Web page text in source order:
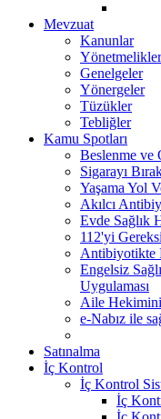
Mevzuat
Kanunlar
Yönetmelikler
Genelgeler
Yönergeler
Tüzükler
Tebliğler
Kamu Spotları
Beslenme ve
Sigarayı
Yaşama Yol
Akılcı
Evde Sağlık
112'yi
Antibiyotikte
Engelsiz
Uygulaması
Aile
e-Nabız ile
Satınalma
İç Kontrol
İç Kontrol
İç